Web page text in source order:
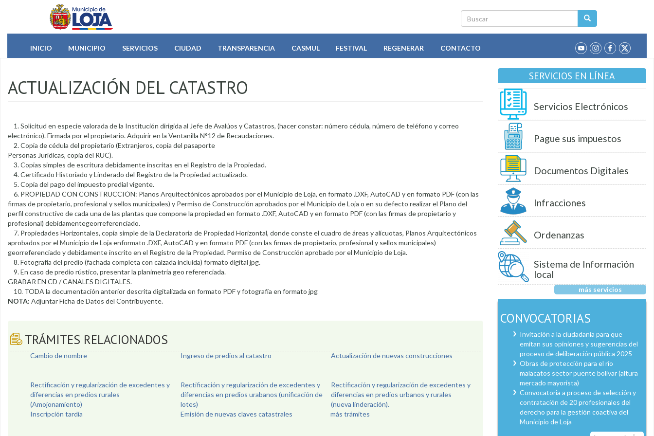
Pasar al contenido principal
Buscar
INICIO
MUNICIPIO SERVICIOS CIUDAD TRANSPARENCIA CASMUL FESTIVAL REGENERAR CONTACTO
ACTUALIZACIÓN DEL CATASTRO
1. Solicitud en especie valorada de la Institución dirigida al Jefe de Avalúos y Catastros, (hacer constar: número cédula, número de teléfono y correo
electrónico). Firmada por el propietario. Adquirir en la Ventanilla N°12 de Recaudaciones.
2. Copia de cédula del propietario (Extranjeros, copia del pasaporte
Personas Jurídicas, copia del RUC).
3. Copias simples de escritura debidamente inscritas en el Registro de la Propiedad.
4. Certificado Historiado y Linderado del Registro de la Propiedad actualizado.
5. Copia del pago del impuesto predial vigente.
6. PROPIEDAD CON CONSTRUCCIÓN: Planos Arquitectónicos aprobados por el Municipio de Loja, en formato .DXF, AutoCAD y en formato PDF (con las
firmas de propietario, profesional y sellos municipales) y Permiso de Construcción aprobados por el Municipio de Loja o en su defecto realizar el Plano del
perfil constructivo de cada una de las plantas que compone la propiedad en formato .DXF, AutoCAD y en formato PDF (con las firmas de propietario y
profesional) debidamentegeorreferenciado.
7. Propiedades Horizontales, copia simple de la Declaratoria de Propiedad Horizontal, donde conste el cuadro de áreas y alícuotas, Planos Arquitectónicos
aprobados por el Municipio de Loja enformato .DXF, AutoCAD y en formato PDF (con las firmas de propietario, profesional y sellos municipales)
georreferenciado y debidamente inscrito en el Registro de la Propiedad. Permiso de Construcción aprobado por el Municipio de Loja.
8. Fotografía del predio (fachada completa con calzada incluida) formato digital jpg.
9. En caso de predio rústico, presentar la planimetría geo referenciada.
GRABAR EN CD / CANALES DIGITALES.
10. TODA la documentación anterior descrita digitalizada en formato PDF y fotografía en formato jpg
NOTA: Adjuntar Ficha de Datos del Contribuyente.
TRÁMITES RELACIONADOS
Cambio de nombre Ingreso de predios al catastro Actualización de nuevas construcciones
Rectificación y regularización de excedentes y
diferencias en predios rurales
(Amojonamiento)
Rectificación y regularización de excedentes y
diferencias en predios urabanos (unificación de
lotes)
Rectificación y regularización de excedentes y
diferencias en predios urbanos y rurales
(nueva linderación).
Inscripción tardía
Emisión de nuevas claves catastrales más trámites
SERVICIOS EN LÍNEA
Servicios Electrónicos
Pague sus impuestos
Documentos Digitales
Infracciones
Ordenanzas
Sistema de Información
local
más servicios
CONVOCATORIAS
Invitación a la ciudadanía para que
emitan sus opiniones y sugerencias del
proceso de deliberación pública 2025
Obras de protección para el río
malacatos sector puente bolívar (altura
mercado mayorista)
Convocatoria a proceso de selección y
contratación de 20 profesionales del
derecho para la gestión coactiva del
Municipio de Loja